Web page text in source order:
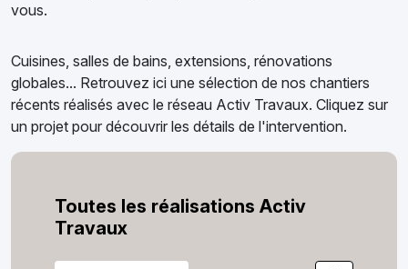
vous.
Cuisines, salles de bains, extensions, rénovations
globales... Retrouvez ici une sélection de nos chantiers
récents réalisés avec le réseau Activ Travaux. Cliquez sur
un projet pour découvrir les détails de l'intervention.
Toutes les réalisations Activ
Travaux